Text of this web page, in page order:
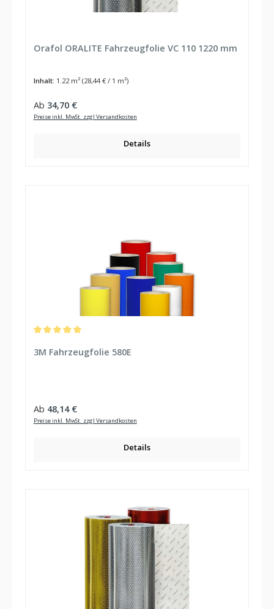
Orafol ORALITE Fahrzeugfolie VC 110 1220 mm
Inhalt: 1.22 m² (28,44 € / 1 m²)
Regulärer Preis:
Ab 34,70 €
Preise inkl. MwSt. zzgl Versandkosten
Details
3M Fahrzeugfolie 580E
Regulärer Preis:
Ab 48,14 €
Preise inkl. MwSt. zzgl Versandkosten
Details